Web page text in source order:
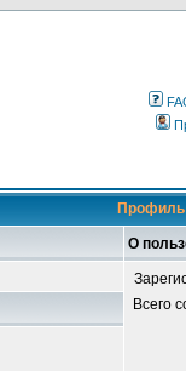
Профиль
О
Всего